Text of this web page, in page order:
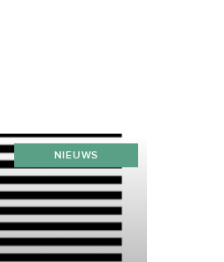
NIEUWS